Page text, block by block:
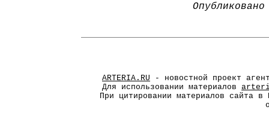
ARTERIA.RU - новостной проект
Для использовании материалов
При цитировании материалов сайта